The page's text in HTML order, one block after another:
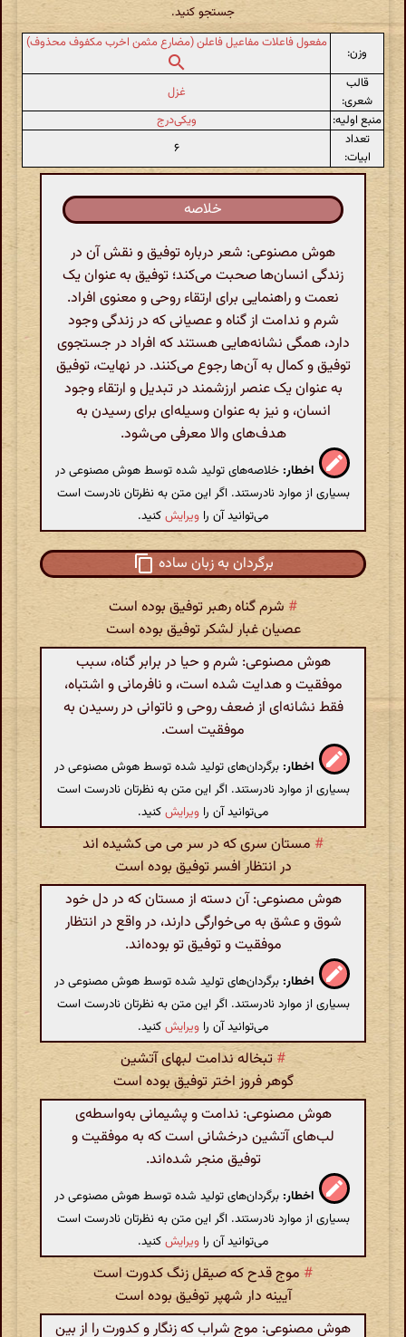
جستجو کنید.
وزن:
مفعول فاعلات مفاعیل فاعلن (مضارع مثمن اخرب مکفوف محذوف)
قالب
شعری:
غزل
منبع اولیه:
ویکی‌درج
تعداد
ابیات:
۶
خلاصه
هوش مصنوعی: شعر درباره توفیق و نقش آن در
زندگی انسان‌ها صحبت می‌کند؛ توفیق به عنوان یک
نعمت و راهنمایی برای ارتقاء روحی و معنوی افراد.
شرم و ندامت از گناه و عصیانی که در زندگی وجود
دارد، همگی نشانه‌هایی هستند که افراد در جستجوی
توفیق و کمال به آن‌ها رجوع می‌کنند. در نهایت، توفیق
به عنوان یک عنصر ارزشمند در تبدیل و ارتقاء وجود
انسان، و نیز به عنوان وسیله‌ای برای رسیدن به
هدف‌های والا معرفی می‌شود.
اخطار: خلاصه‌های تولید شده توسط هوش مصنوعی در
بسیاری از موارد نادرستند. اگر این متن به نظرتان نادرست است
می‌توانید آن را ویرایشکنید.
برگردان به زبان ساده
# شرم گناه رهبر توفیق بوده است
عصیان غبار لشکر توفیق بوده است
هوش مصنوعی: شرم و حیا در برابر گناه، سبب
موفقیت و هدایت شده است، و نافرمانی و اشتباه،
فقط نشانه‌ای از ضعف روحی و ناتوانی در رسیدن به
موفقیت است.
اخطار: برگردان‌های تولید شده توسط هوش مصنوعی در
بسیاری از موارد نادرستند. اگر این متن به نظرتان نادرست است
می‌توانید آن را ویرایشکنید.
# مستان سری که در سر می می کشیده اند
در انتظار افسر توفیق بوده است
هوش مصنوعی: آن دسته از مستان که در دل خود
شوق و عشق به می‌خوارگی دارند، در واقع در انتظار
موفقیت و توفیق تو بوده‌اند.
اخطار: برگردان‌های تولید شده توسط هوش مصنوعی در
بسیاری از موارد نادرستند. اگر این متن به نظرتان نادرست است
می‌توانید آن را ویرایشکنید.
#تبخاله ندامت لبهای آتشین
گوهر فروز اختر توفیق بوده است
هوش مصنوعی: ندامت و پشیمانی به‌واسطه‌ی
لب‌های آتشین درخشانی است که به موفقیت و
توفیق منجر شده‌اند.
اخطار: برگردان‌های تولید شده توسط هوش مصنوعی در
بسیاری از موارد نادرستند. اگر این متن به نظرتان نادرست است
می‌توانید آن را ویرایشکنید.
# موج قدح که صیقل زنگ کدورت است
آیینه دار شهپر توفیق بوده است
هوش مصنوعی: موج شراب که زنگار و کدورت را از بین